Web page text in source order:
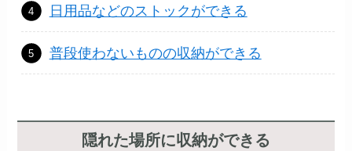
日用品などのストックができる
普段使わないものの収納ができる
隠れた場所に収納ができる